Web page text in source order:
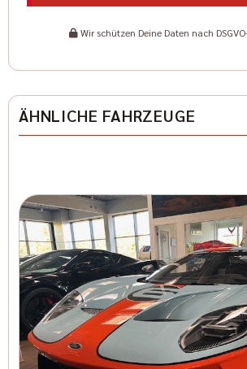
Wir schützen Deine Daten nach
ÄHNLICHE FAHRZEUGE